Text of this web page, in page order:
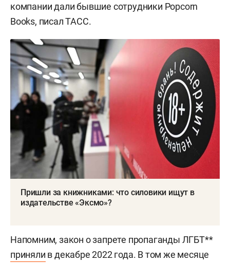
компании дали бывшие сотрудники Popcorn
Books, писал ТАСС.
Пришли за книжниками: что силовики ищут в
издательстве «Эксмо»?
Напомним, закон о запрете пропаганды ЛГБТ**
приняли в декабре 2022 года. В том же месяце